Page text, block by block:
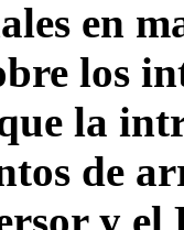
en
los
la
de